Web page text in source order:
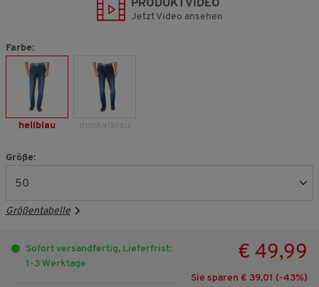
PRODUKTVIDEO
Jetzt Video ansehen
Farbe:
hellblau
Größe:
Größentabelle
Sofort versandfertig, Lieferfrist:
1-3 Werktage
€ 49,99
Sie sparen € 39,01 (-43%)